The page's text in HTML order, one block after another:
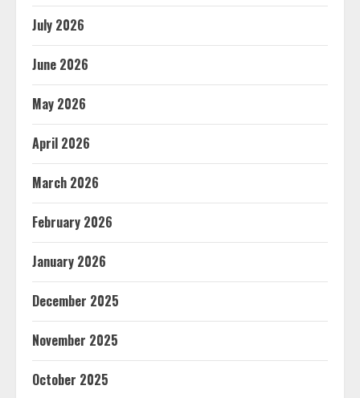
July 2026
June 2026
May 2026
April 2026
March 2026
February 2026
January 2026
December 2025
November 2025
October 2025